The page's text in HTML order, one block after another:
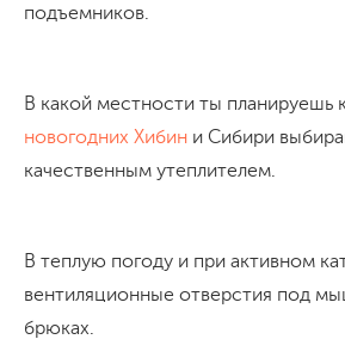
подъемников.
В какой местности ты планируешь
новогодних Хибин и Сибири
качественным утеплителем.
В теплую погоду и при активном
вентиляционные отверстия под
брюках.